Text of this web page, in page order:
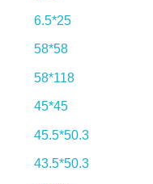
6.5*25
58*58
58*118
45*45
45.5*50.3
43.5*50.3